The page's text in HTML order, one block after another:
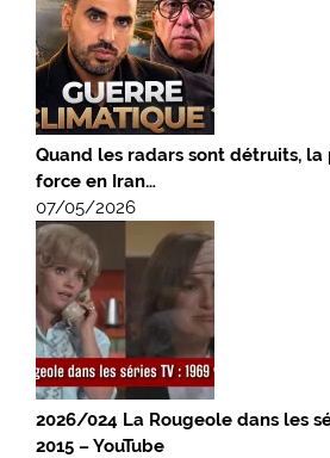
Quand les radars sont détruits,
force en Iran…
07/05/2026
2026/024 La Rougeole dans les
2015 – YouTube